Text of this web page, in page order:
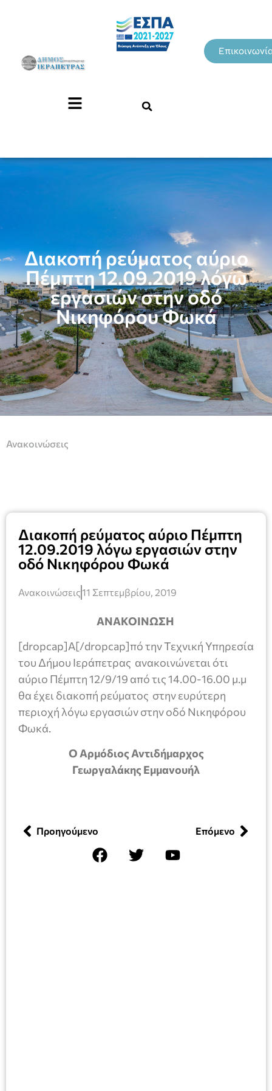
Διακοπή ρεύματος αύριο
Πέμπτη 12.09.2019 λόγω
εργασιών στην οδό
Νικηφόρου Φωκά
Ανακοινώσεις
Διακοπή ρεύματος αύριο Πέμπτη
12.09.2019 λόγω εργασιών στην
οδό Νικηφόρου Φωκά
Ανακοινώσεις11 Σεπτεμβρίου, 2019
ΑΝΑΚΟΙΝΩΣΗ
[dropcap]Α[/dropcap]πό την Τεχνική Υπηρεσία
του Δήμου Ιεράπετρας ανακοινώνεται ότι
αύριο Πέμπτη 12/9/19 από τις 14.00-16.00 μ.μ
θα έχει διακοπή ρεύματος στην ευρύτερη
περιοχή λόγω εργασιών στην οδό Νικηφόρου
Φωκά.
Ο Αρμόδιος Αντιδήμαρχος
Γεωργαλάκης Εμμανουήλ
Προηγούμενο Επόμενο